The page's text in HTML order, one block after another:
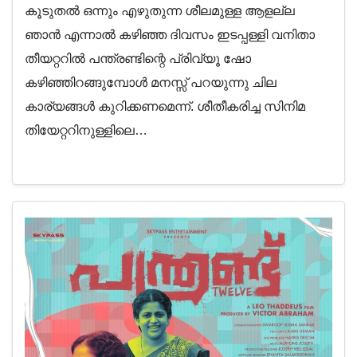
കൂടുതൽ ഒന്നും എഴുതുന്ന ശീലമുള്ള ആളല്ല
ഞാൻ എന്നാൽ കഴിഞ്ഞ ദിവസം ഇടപ്പള്ളി വനിതാ
തീയറ്ററിൽ പന്ത്രണ്ടിന്റെ പ്രിവ്യൂ ഷോ
കഴിഞ്ഞിറങ്ങുമ്പോൾ മനസ്സ് പറയുന്നു ചില
കാര്യങ്ങൾ കുറിക്കണമെന്ന്. ശീതീകരിച്ച സിനിമ
തിയേറ്ററിനുള്ളിലെ…